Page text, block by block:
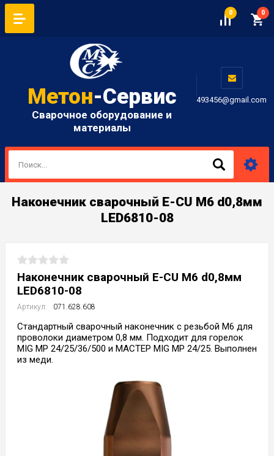
0 0
Метон-Сервис
Сварочное оборудование и
материалы
493456@gmail.com
Наконечник сварочный E-CU М6 d0,8мм
LED6810-08
Наконечник сварочный E-CU М6 d0,8мм
LED6810-08
Артикул: 071.628.608
Стандартный сварочный наконечник с резьбой М6 для
проволоки диаметром 0,8 мм. Подходит для горелок
MIG MP 24/25/36/500 и МАСТЕР MIG MP 24/25. Выполнен
из меди.